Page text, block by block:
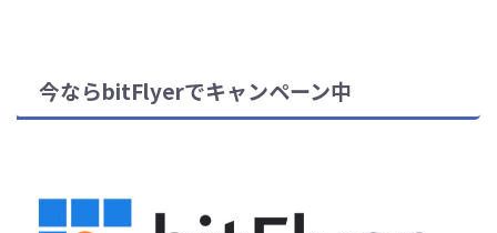
今ならbitFlyerでキャンペーン中